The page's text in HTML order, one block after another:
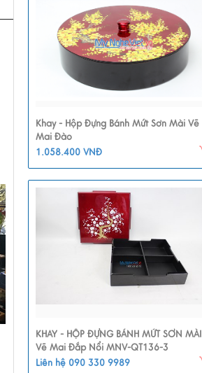
Khay - Hộp Đựng Bánh Mứt Sơn Mài Vẽ
Mai Đào
1.058.400 VNĐ
KHAY - HỘP ĐỰNG BÁNH MỨT SƠN MÀI
Vẽ Mai Đắp Nổi MNV-QT136-3
Liên hệ 090 330 9989